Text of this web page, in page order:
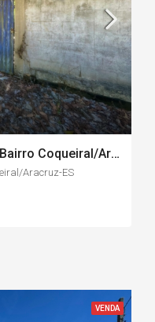
Terreno industrial 1096 m2, Bairro Coqueiral/Aracruz-ES
Aracruz-ES
VENDA